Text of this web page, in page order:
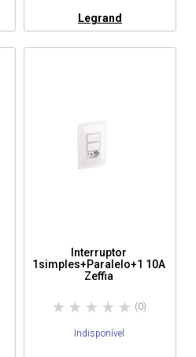
Legrand
Interruptor
1simples+Paralelo+1 10A
Zeffia
(0)
Indisponível